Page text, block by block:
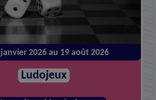
2026 au 19 août 2026
Ludojeux
2026 au 26 août 2026
de réparations